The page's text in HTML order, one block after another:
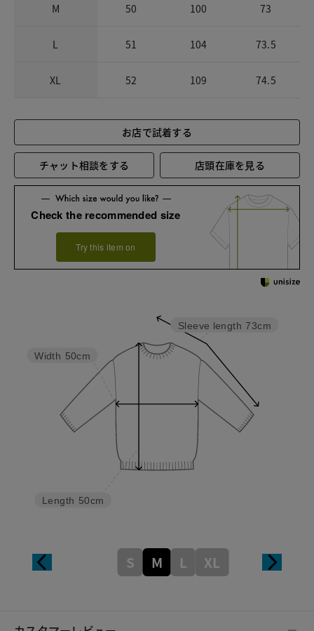
M 50 100 73
L 51 104 73.5
XL 52 109 74.5
お店で試着する
チャット相談をする 店頭在庫を見る
Check the recommended size
Try this item on
Sleeve length 73cm
Length 50cm
Width 50cm
S M L XL